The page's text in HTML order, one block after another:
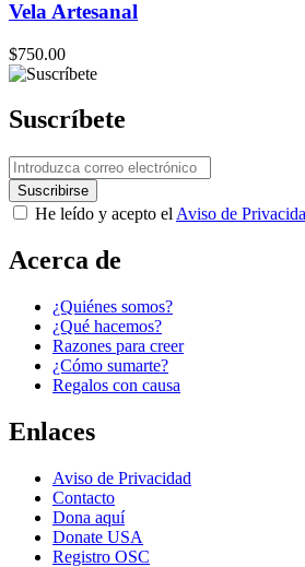
Vela Artesanal
$750.00
Suscríbete
He leído y acepto el Aviso de
Acerca de
¿Quiénes somos?
¿Qué hacemos?
Razones para creer
¿Cómo sumarte?
Regalos con causa
Enlaces
Aviso de Privacidad
Contacto
Dona aquí
Donate USA
Registro OSC